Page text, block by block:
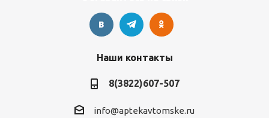
Наши контакты
8(3822)607-507
info@aptekavtomske.ru